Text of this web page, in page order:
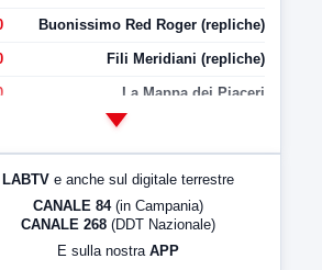
Buonissimo Red Roger (repliche)
Fili Meridiani (repliche)
La Mappa dei Piaceri
LabNews (Diretta)
LABTV e anche sul digitale terrestre
CANALE 84 (in Campania)
CANALE 268 (DDT Nazionale)
E sulla nostra APP